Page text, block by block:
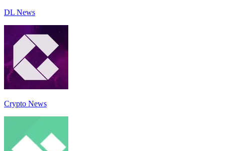
DL News
Crypto News